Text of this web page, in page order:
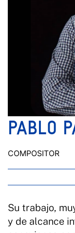
PABLO
COMPOSITOR
Su trabajo,
y de alcance